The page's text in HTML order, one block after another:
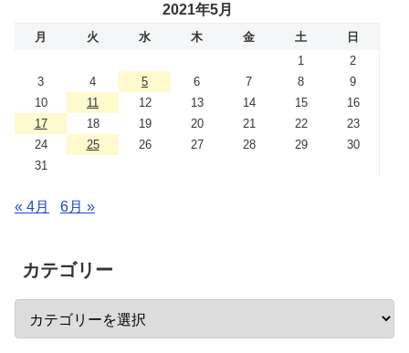
2021年5月
月 火 水 木 金 土
日
1
2
3
4 5 6 7 8
9
10
11 12 13 14 15
16
17
18 19 20 21 22
23
24
25 26 27 28 29
30
31
« 4月 6月 »
カテゴリー